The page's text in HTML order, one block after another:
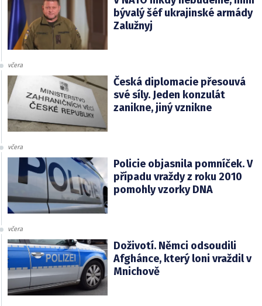
bývalý šéf ukrajinské armády
Zalužnyj
včera
Česká diplomacie přesouvá
své síly. Jeden konzulát
zanikne, jiný vznikne
včera
Policie objasnila pomníček. V
případu vraždy z roku 2010
pomohly vzorky DNA
včera
Doživotí. Němci odsoudili
Afghánce, který loni vraždil v
Mnichově